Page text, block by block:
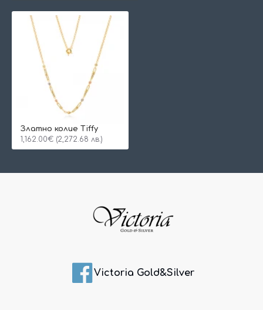
Златно колие Tiffy
1,162.00€ (2,272.68 лв.)
Victoria Gold&Silver